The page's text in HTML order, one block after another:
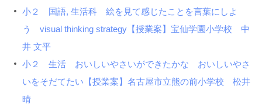
小２ 国語, 生活科 絵を見て感じたことを言葉にしよ
う visual thinking strategy【授業案】宝仙学園小学校 中
井 文平
小２ 生活 おいしいやさいができたかな おいしいやさ
いをそだてたい【授業案】名古屋市立熊の前小学校 松井
晴